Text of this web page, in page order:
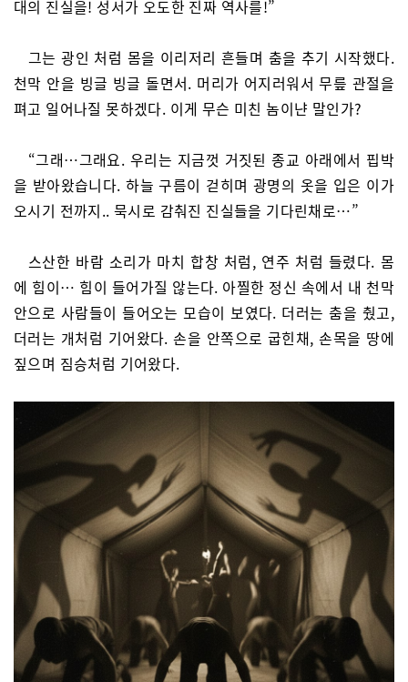
대의 진실을! 성서가 오도한 진짜 역사를!”
그는 광인 처럼 몸을 이리저리 흔들며 춤을 추기 시작했다.
천막 안을 빙글 빙글 돌면서. 머리가 어지러워서 무릎 관절을
펴고 일어나질 못하겠다. 이게 무슨 미친 놈이냔 말인가?
“그래…그래요. 우리는 지금껏 거짓된 종교 아래에서 핍박
을 받아왔습니다. 하늘 구름이 걷히며 광명의 옷을 입은 이가
오시기 전까지.. 묵시로 감춰진 진실들을 기다린채로…”
스산한 바람 소리가 마치 합창 처럼, 연주 처럼 들렸다. 몸
에 힘이… 힘이 들어가질 않는다. 아찔한 정신 속에서 내 천막
안으로 사람들이 들어오는 모습이 보였다. 더러는 춤을 췄고,
더러는 개처럼 기어왔다. 손을 안쪽으로 굽힌채, 손목을 땅에
짚으며 짐승처럼 기어왔다.